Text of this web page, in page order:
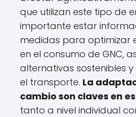
que utilizan este tipo de
importante estar
medidas para optimizar
en el consumo de GNC,
alternativas sostenibles
el transporte. La
cambio son claves en
tanto a nivel individual